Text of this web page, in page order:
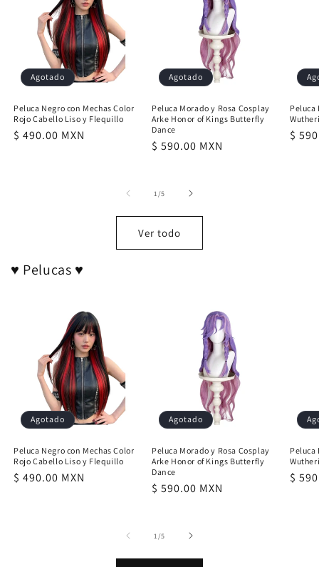
Agotado
Peluca Negro con Mechas Color
Rojo Cabello Liso y Flequillo
Precio
$ 490.00 MXN
Agotado
Peluca Morado y Rosa Cosplay
Arke Honor of Kings Butterfly
Dance
Precio
$ 590.00 MXN
Peluca
$
1/de
5
Ver todo
♥ Pelucas ♥
Agotado
Peluca Negro con Mechas Color
Rojo Cabello Liso y Flequillo
Precio
$ 490.00 MXN
Agotado
Peluca Morado y Rosa Cosplay
Arke Honor of Kings Butterfly
Dance
Precio
$ 590.00 MXN
Peluca
$
1/de
5